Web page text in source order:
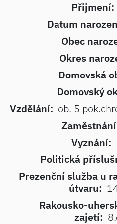
Přijmení:
Datum
Obec
Okres
Domovská
Domovský
Vzdělání: ob. 5
Vyznání:
Politická
Prezenční služba u
útvaru:
Rakousko-
zajetí: